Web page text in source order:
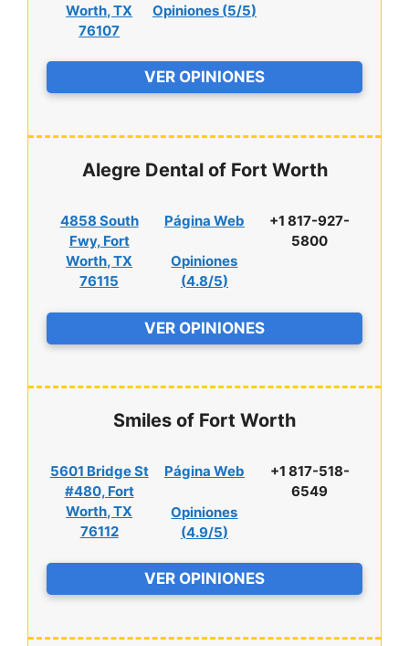
Worth, TX
76107
Opiniones (5/5)
VER OPINIONES
Alegre Dental of Fort Worth
4858 South
Fwy, Fort
Worth, TX
76115
Página Web
Opiniones
(4.8/5)
+1 817-927-
5800
VER OPINIONES
Smiles of Fort Worth
5601 Bridge St
#480, Fort
Worth, TX
76112
Página Web
Opiniones
(4.9/5)
+1 817-518-
6549
VER OPINIONES